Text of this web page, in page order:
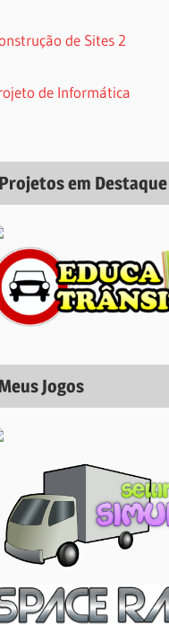
de Sites 2
de Informática
Projetos em Destaque
Meus Jogos